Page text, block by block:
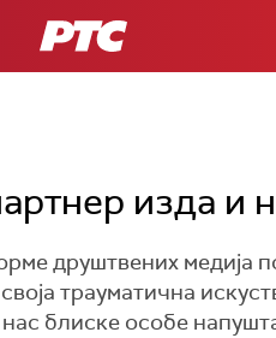
РТС
изда и
друштвених медија
трауматична
блиске особе